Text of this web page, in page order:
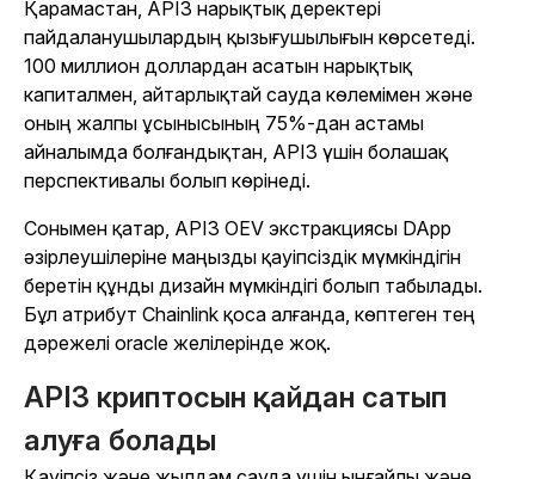
Қарамастан, API3 нарықтық деректері
пайдаланушылардың қызығушылығын көрсетеді.
100 миллион доллардан асатын нарықтық
капиталмен, айтарлықтай сауда көлемімен және
оның жалпы ұсынысының 75%-дан астамы
айналымда болғандықтан, API3 үшін болашақ
перспективалы болып көрінеді.
Сонымен қатар, API3 OEV экстракциясы DApp
әзірлеушілеріне маңызды қауіпсіздік мүмкіндігін
беретін құнды дизайн мүмкіндігі болып табылады.
Бұл атрибут Chainlink қоса алғанда, көптеген тең
дәрежелі oracle желілерінде жоқ.
API3 криптосын қайдан сатып
алуға болады